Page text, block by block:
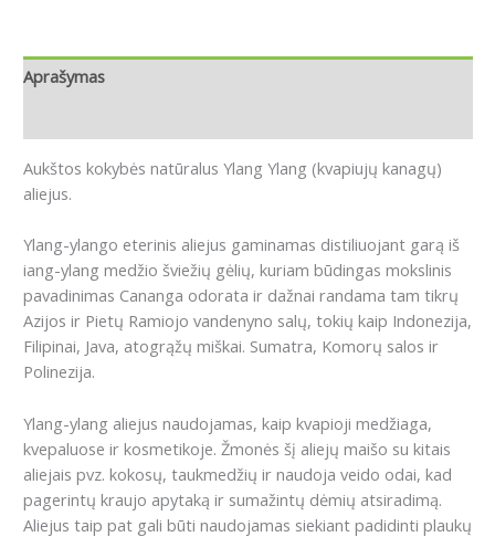
Aprašymas
Aukštos kokybės natūralus Ylang Ylang (kvapiujų kanagų)
aliejus.
Ylang-ylango eterinis aliejus gaminamas distiliuojant garą iš
iang-ylang medžio šviežių gėlių, kuriam būdingas mokslinis
pavadinimas Cananga odorata ir dažnai randama tam tikrų
Azijos ir Pietų Ramiojo vandenyno salų, tokių kaip Indonezija,
Filipinai, Java, atogrąžų miškai. Sumatra, Komorų salos ir
Polinezija.
Ylang-ylang aliejus naudojamas, kaip kvapioji medžiaga,
kvepaluose ir kosmetikoje. Žmonės šį aliejų maišo su kitais
aliejais pvz. kokosų, taukmedžių ir naudoja veido odai, kad
pagerintų kraujo apytaką ir sumažintų dėmių atsiradimą.
Aliejus taip pat gali būti naudojamas siekiant padidinti plaukų